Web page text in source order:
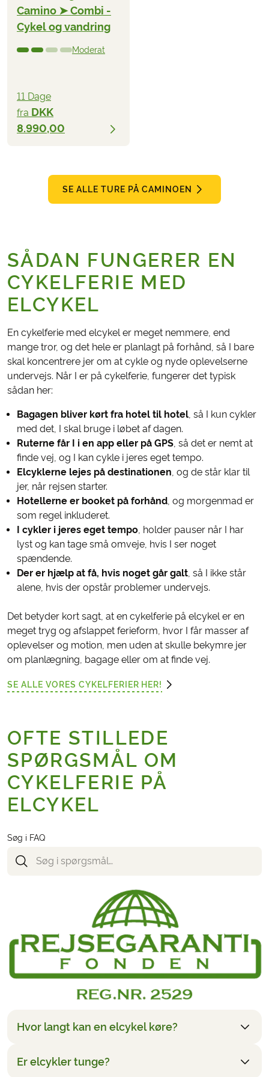
Camino ➤ Combi -
Cykel og vandring
Moderat
11 Dage
fra DKK
8.990,00
SE ALLE TURE PÅ CAMINOEN
SÅDAN FUNGERER EN
CYKELFERIE MED
ELCYKEL
En cykelferie med elcykel er meget nemmere, end
mange tror, og det hele er planlagt på forhånd, så I bare
skal koncentrere jer om at cykle og nyde oplevelserne
undervejs. Når I er på cykelferie, fungerer det typisk
sådan her:
Bagagen bliver kørt fra hotel til hotel, så I kun cykler
med det, I skal bruge i løbet af dagen.
Ruterne får I i en app eller på GPS, så det er nemt at
finde vej, og I kan cykle i jeres eget tempo.
Elcyklerne lejes på destinationen, og de står klar til
jer, når rejsen starter.
Hotellerne er booket på forhånd, og morgenmad er
som regel inkluderet.
I cykler i jeres eget tempo, holder pauser når I har
lyst og kan tage små omveje, hvis I ser noget
spændende.
Der er hjælp at få, hvis noget går galt, så I ikke står
alene, hvis der opstår problemer undervejs.
Det betyder kort sagt, at en cykelferie på elcykel er en
meget tryg og afslappet ferieform, hvor I får masser af
oplevelser og motion, men uden at skulle bekymre jer
om planlægning, bagage eller om at finde vej.
SE ALLE VORES CYKELFERIER HER!
OFTE STILLEDE
SPØRGSMÅL OM
CYKELFERIE PÅ
ELCYKEL
Søg i FAQ
Hvor langt kan en elcykel køre?
De fleste elcykler kan køre mellem 60 og 120 km på
Er elcykler tunge?